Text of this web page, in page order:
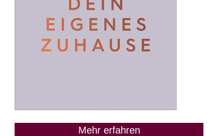
Mehr erfahren